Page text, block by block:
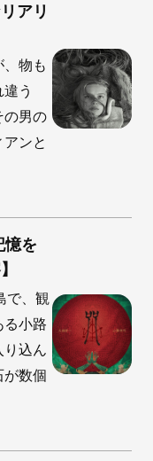
アリ
物も
う
の男の
ンと
を
で、観
小路
り込ん
が数個